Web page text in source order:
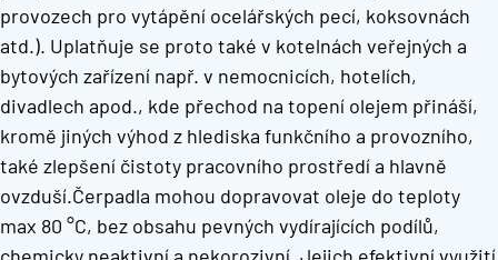
provozech pro vytápění ocelářských pecí, koksovnách
atd.). Uplatňuje se proto také v kotelnách veřejných a
bytových zařízení např. v nemocnicích, hotelích,
divadlech apod., kde přechod na topení olejem přináší,
kromě jiných výhod z hlediska funkčního a provozního,
také zlepšení čistoty pracovního prostředí a hlavně
ovzduší.Čerpadla mohou dopravovat oleje do teploty
max 80 °C, bez obsahu pevných vydírajících podílů,